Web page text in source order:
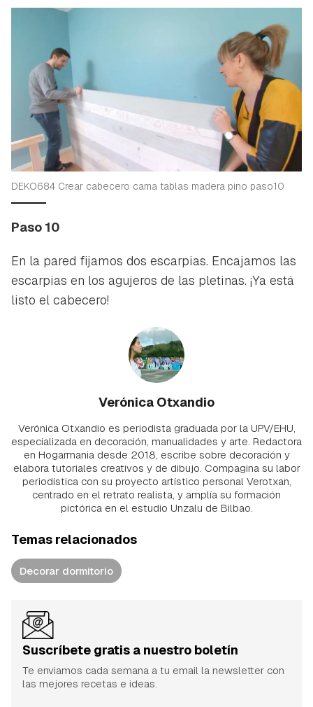
DEKO684 Crear cabecero cama tablas madera pino paso10
Paso 10
En la pared fijamos dos escarpias. Encajamos las
escarpias en los agujeros de las pletinas. ¡Ya está
listo el cabecero!
Verónica Otxandio
Verónica Otxandio es periodista graduada por la UPV/EHU,
especializada en decoración, manualidades y arte. Redactora
en Hogarmania desde 2018, escribe sobre decoración y
elabora tutoriales creativos y de dibujo. Compagina su labor
periodística con su proyecto artístico personal Verotxan,
centrado en el retrato realista, y amplía su formación
pictórica en el estudio Unzalu de Bilbao.
Temas relacionados
Decorar dormitorio
Suscríbete gratis a nuestro boletín
Te enviamos cada semana a tu email la newsletter con
las mejores recetas e ideas.